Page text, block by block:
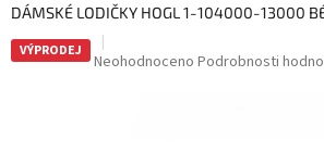
DÁMSKÉ LODIČKY HOGL 1-104000-13000
VÝPRODEJ
Průměrné
Neohodnoceno Podrobnosti